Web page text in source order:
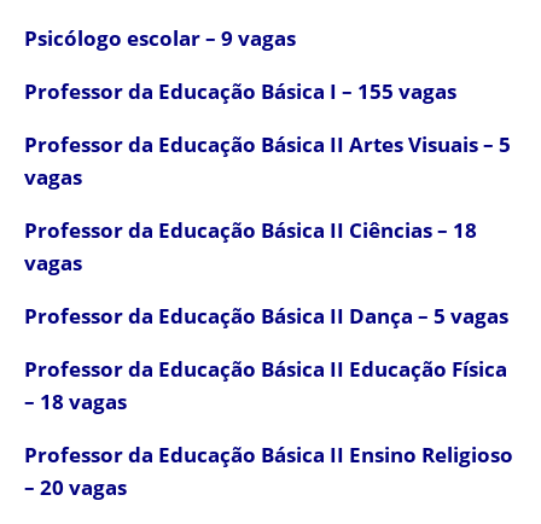
Psicólogo escolar – 9 vagas
Professor da Educação Básica I – 155 vagas
Professor da Educação Básica II Artes Visuais – 5
vagas
Professor da Educação Básica II Ciências – 18
vagas
Professor da Educação Básica II Dança – 5 vagas
Professor da Educação Básica II Educação Física
– 18 vagas
Professor da Educação Básica II Ensino Religioso
– 20 vagas